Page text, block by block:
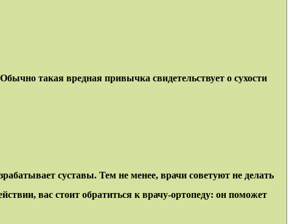
такая вредная привычка свидетельствует о сухости
суставы. Тем не менее, врачи советуют не делать
вас стоит обратиться к врачу-ортопеду: он поможет